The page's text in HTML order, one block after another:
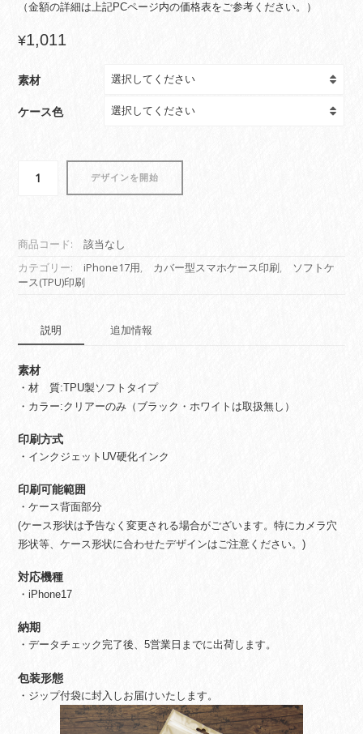
（金額の詳細は上記PCページ内の価格表をご参考ください。）
¥1,011
素材
ケース色
印
刷
(iPhone17
用・
ソ
フ
ト)
デザインを開始
商品コード:
該当なし
カテゴリー:
iPhone17用, カバー型スマホケース印刷,
ソフトケ
ース(TPU)印刷
説明 追加情報
素材
・材 質:TPU製ソフトタイプ
・カラー:クリアーのみ（ブラック・ホワイトは取扱無し）
印刷方式
・インクジェットUV硬化インク
印刷可能範囲
・ケース背面部分
(ケース形状は予告なく変更される場合がございます。特にカメラ穴
形状等、ケース形状に合わせたデザインはご注意ください。)
対応機種
・iPhone17
納期
・データチェック完了後、5営業日までに出荷します。
包装形態
・ジップ付袋に封入しお届けいたします。